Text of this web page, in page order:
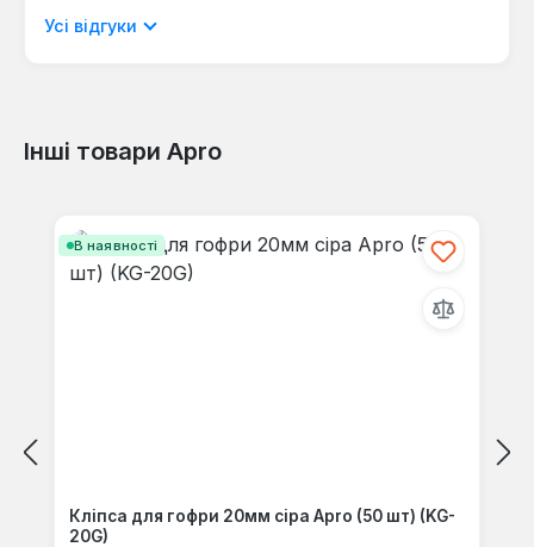
мовою.
Відгуків не знайдено. Поділіться
Усі відгуки
Інші товари Apro
В наявності
Кліпса для гофри 20мм сіра Apro (50 шт) (KG-
20G)